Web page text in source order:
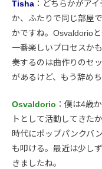
Tisha ：どちらかがア
か、ふたりで同じ部屋
かですね。Osvaldorio
一番楽しいプロセスか
奏するのは曲作りのセ
があるけど、もう辞めち
Osvaldorio ：僕は4歳
トとして活動してきた
時代にポップパンクバ
も叩ける。最近は少し
きましたね。